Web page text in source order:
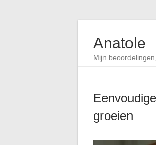
Anatole
Mijn
groeien